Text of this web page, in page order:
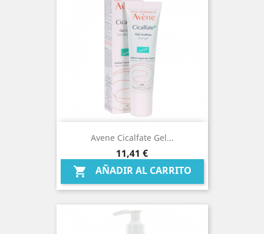
Avene Cicalfate Gel...
Precio
11,41 €
 AÑADIR AL CARRITO